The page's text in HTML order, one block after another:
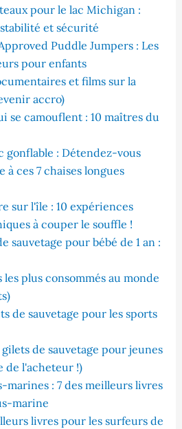
pour le lac Michigan :
et sécurité
Puddle Jumpers : Les
pour enfants
et films sur la
accro)
se camouflent : 10 maîtres du
gonflable : Détendez-vous
à ces 7 chaises longues
sur l'île : 10 expériences
à couper le souffle !
sauvetage pour bébé de 1 an :
les plus consommés au monde
de sauvetage pour les sports
de sauvetage pour jeunes
de l'acheteur !)
marines : 7 des meilleurs livres
marine
livres pour les surfeurs de